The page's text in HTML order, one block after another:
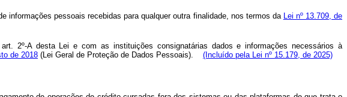
informações pessoais recebidas para qualquer outra finalidade, nos termos da Lei nº 13.709, de
2º-A desta Lei e com as instituições consignatárias dados e informações necessários à
de 2018 (Lei Geral de Proteção de Dados Pessoais). (Incluído pela Lei nº 15.179, de 2025)